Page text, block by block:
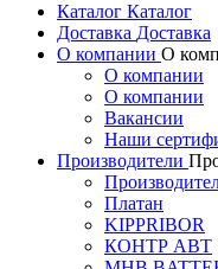
Каталог Каталог
Доставка Доставка
О компании О
О компании
О компании
Вакансии
Наши
Производители
Платан
KIPPRIBOR
КОНТР АВТ